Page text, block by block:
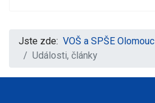
Jste zde: VOŠ a SPŠE Olomouc
Události, články